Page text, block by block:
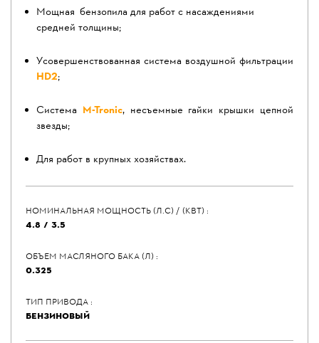
Мощная бензопила для работ с насаждениями
средней толщины;
Усовершенствованная система воздушной фильтрации
HD2;
Система M-Tronic, несъемные гайки крышки цепной
звезды;
Для работ в крупных хозяйствах.
НОМИНАЛЬНАЯ МОЩНОСТЬ (Л.С) / (КВТ) :
4.8 / 3.5
ОБЪЕМ МАСЛЯНОГО БАКА (Л) :
0.325
ТИП ПРИВОДА :
БЕНЗИНОВЫЙ